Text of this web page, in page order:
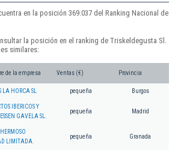
en la posición 369.037 del Ranking Nacional de
la posición en el ranking de Triskeldegusta Sl.
similares:
de la empresa Ventas (€) Provincia
LA HORCA SL pequeña Burgos
IBERICOS Y
GAVELA SL.
pequeña Madrid
LIMITADA.
pequeña Granada